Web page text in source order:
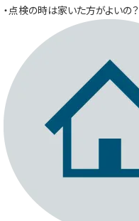
・点検の時は家いた方がよいの？